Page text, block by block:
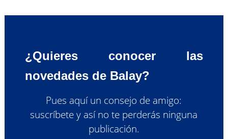
¿Quieres conocer las
novedades de Balay?
Pues aquí un consejo de amigo:
suscríbete y así no te perderás ninguna
publicación.